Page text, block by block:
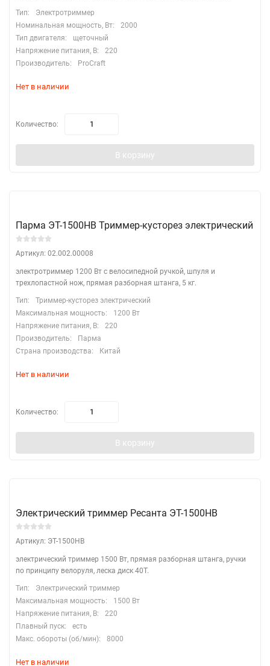
Тип:
Электротриммер
Номинальная мощность, Вт:
2000
Тип двигателя:
щеточный
Напряжение питания, В:
220
Производитель:
ProCraft
Нет в наличии
Количество:
В корзину
Парма ЭТ-1500HB Триммер-кусторез электрический
Артикул: 02.002.00008
электротриммер 1200 Вт с велосипедной ручкой, шпуля и
трехлопастной нож, прямая разборная штанга, 5 кг.
Тип:
Триммер-кусторез электрический
Максимальная мощность:
1200 Вт
Напряжение питания, В:
220
Производитель:
Парма
Страна производства:
Китай
Нет в наличии
Количество:
В корзину
Электрический триммер Ресанта ЭТ-1500НВ
Артикул: ЭТ-1500НВ
электрический триммер 1500 Вт, прямая разборная штанга, ручки
по принципу велоруля, леска диск 40Т.
Тип:
Электрический триммер
Максимальная мощность:
1500 Вт
Напряжение питания, В:
220
Плавный пуск:
есть
Макс. обороты (об/мин):
8000
Нет в наличии